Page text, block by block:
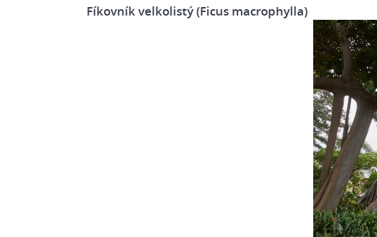
Fíkovník velkolistý (Ficus macrophylla)